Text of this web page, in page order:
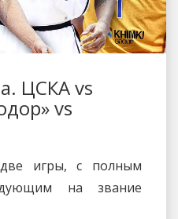
ЦСКА vs
vs
игры, с полным
на звание